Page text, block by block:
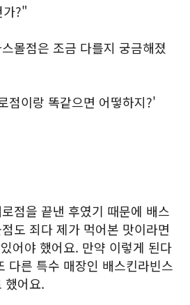
?"
몰점은 조금 다를지 궁금해졌
점이랑 똑같으면 어떻하지?'
점을 끝낸 후였기 때문에 배스
도 죄다 제가 먹어본 맛이라면
어야 했어요. 만약 이렇게 된다
다른 특수 매장인 배스킨라빈스
했어요.